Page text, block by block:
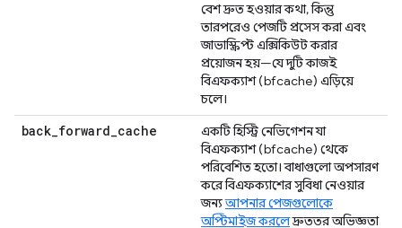
বেশ দ্রুত হওয়ার কথা, কিন্তু
তারপরেও পেজটি প্রসেস করা এবং
জাভাস্ক্রিপ্ট এক্সিকিউট করার
প্রয়োজন হয়—যে দুটি কাজই
বিএফক্যাশ (bfcache) এড়িয়ে
চলে।
back_forward_cache
একটি হিস্ট্রি নেভিগেশন যা
বিএফক্যাশ (bfcache) থেকে
পরিবেশিত হতো। বাধাগুলো অপসারণ
করে বিএফক্যাশের সুবিধা নেওয়ার
জন্যআপনার পেজগুলোকে
অপ্টিমাইজ করলেদ্রুততর অভিজ্ঞতা